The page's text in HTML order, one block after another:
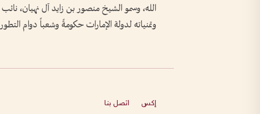
الله، وسمو الشيخ منصور بن زايد آل نهيان،
وتمنياته لدولة الإمارات حكومةً وشعباً دوام
إكس اتصل بنا